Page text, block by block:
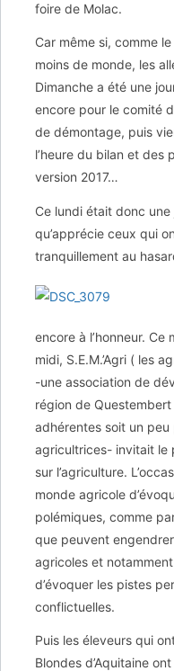
foire de Molac.
Car même si, comme
moins de monde, les
Dimanche a été une
encore pour le comité
de démontage, puis
l’heure du bilan et des
version 2017…
Ce lundi était donc
qu’apprécie ceux qui
tranquillement au
encore à l’honneur.
midi, S.E.M.’Agri ( les
-une association de
région de
adhérentes soit un
agricultrices- invitait le
sur l’agriculture.
monde agricole
polémiques, comme
que peuvent
agricoles et
d’évoquer les pistes
conflictuelles.
Puis les éleveurs qui
Blondes d’Aquitaine